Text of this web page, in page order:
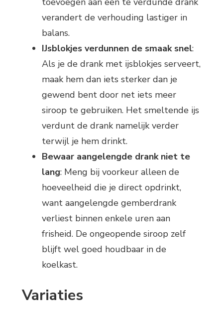
verandert de verhouding lastiger in
balans.
IJsblokjes verdunnen de smaak snel:
Als je de drank met ijsblokjes serveert,
maak hem dan iets sterker dan je
gewend bent door net iets meer
siroop te gebruiken. Het smeltende ijs
verdunt de drank namelijk verder
terwijl je hem drinkt.
Bewaar aangelengde drank niet te
lang: Meng bij voorkeur alleen de
hoeveelheid die je direct opdrinkt,
want aangelengde gemberdrank
verliest binnen enkele uren aan
frisheid. De ongeopende siroop zelf
blijft wel goed houdbaar in de
koelkast.
Variaties